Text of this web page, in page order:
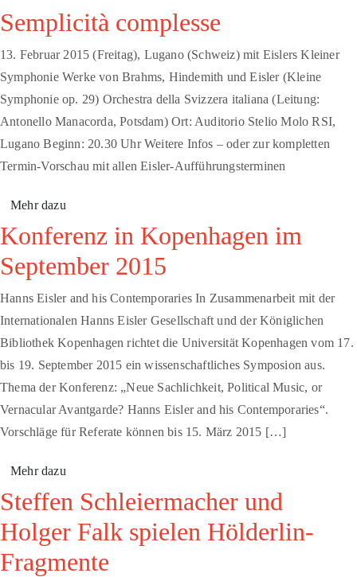
Semplicità complesse
13. Februar 2015 (Freitag), Lugano (Schweiz) mit Eislers Kleiner
Symphonie Werke von Brahms, Hindemith und Eisler (Kleine
Symphonie op. 29) Orchestra della Svizzera italiana (Leitung:
Antonello Manacorda, Potsdam) Ort: Auditorio Stelio Molo RSI,
Lugano Beginn: 20.30 Uhr Weitere Infos – oder zur kompletten
Termin-Vorschau mit allen Eisler-Aufführungsterminen
Mehr dazu
Konferenz in Kopenhagen im
September 2015
Hanns Eisler and his Contemporaries In Zusammenarbeit mit der
Internationalen Hanns Eisler Gesellschaft und der Königlichen
Bibliothek Kopenhagen richtet die Universität Kopenhagen vom 17.
bis 19. September 2015 ein wissenschaftliches Symposion aus.
Thema der Konferenz: „Neue Sachlichkeit, Political Music, or
Vernacular Avantgarde? Hanns Eisler and his Contemporaries“.
Vorschläge für Referate können bis 15. März 2015 […]
Mehr dazu
Steffen Schleiermacher und
Holger Falk spielen Hölderlin-
Fragmente